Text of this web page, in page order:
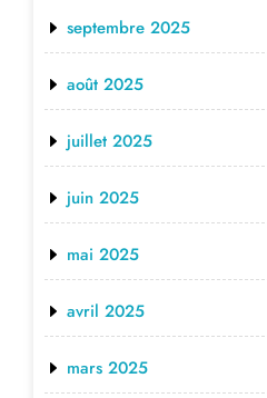
septembre 2025
août 2025
juillet 2025
juin 2025
mai 2025
avril 2025
mars 2025